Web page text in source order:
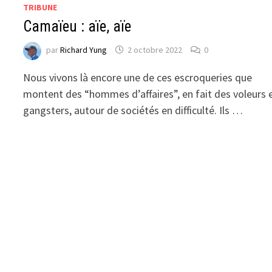
TRIBUNE
Camaïeu : aïe, aïe
parRichard Yung 2 octobre 2022 0
Nous vivons là encore une de ces escroqueries que
montent des “hommes d’affaires”, en fait des voleurs
gangsters, autour de sociétés en difficulté. Ils …